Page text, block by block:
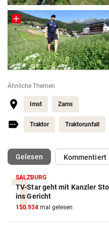
Ähnliche Themen
Imst Zams
Traktor Traktorunfall
Gelesen(ausgewählt)Kommentiert
SALZBURG
TV-Star geht mit Kanzler
ins Gericht
150.934 mal gelesen